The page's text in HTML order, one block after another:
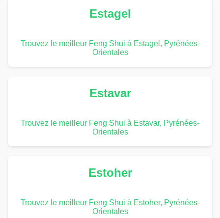
Estagel
Trouvez le meilleur Feng Shui à Estagel, Pyrénées-
Orientales
Estavar
Trouvez le meilleur Feng Shui à Estavar, Pyrénées-
Orientales
Estoher
Trouvez le meilleur Feng Shui à Estoher, Pyrénées-
Orientales